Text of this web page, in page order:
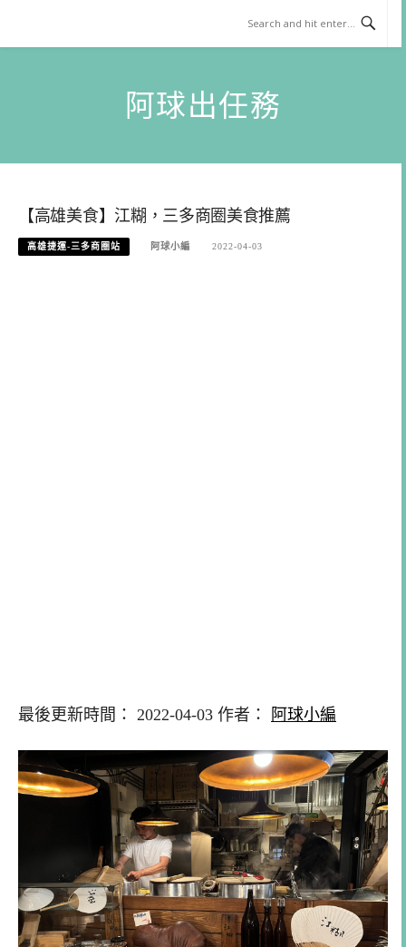
content
阿球出任務
【高雄美食】江糊，三多商圈美食推薦
高雄捷運-三多商圈站 阿球小編 2022-04-03
最後更新時間： 2022-04-03 作者： 阿球小編